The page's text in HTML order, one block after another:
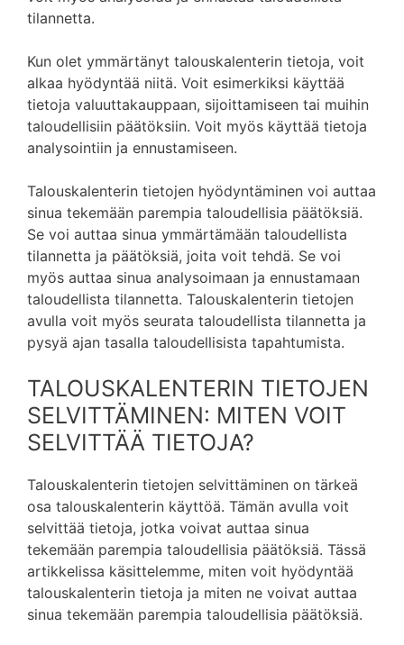
tilannetta.
Kun olet ymmärtänyt talouskalenterin tietoja, voit
alkaa hyödyntää niitä. Voit esimerkiksi käyttää
tietoja valuuttakauppaan, sijoittamiseen tai muihin
taloudellisiin päätöksiin. Voit myös käyttää tietoja
analysointiin ja ennustamiseen.
Talouskalenterin tietojen hyödyntäminen voi auttaa
sinua tekemään parempia taloudellisia päätöksiä.
Se voi auttaa sinua ymmärtämään taloudellista
tilannetta ja päätöksiä, joita voit tehdä. Se voi
myös auttaa sinua analysoimaan ja ennustamaan
taloudellista tilannetta. Talouskalenterin tietojen
avulla voit myös seurata taloudellista tilannetta ja
pysyä ajan tasalla taloudellisista tapahtumista.
TALOUSKALENTERIN TIETOJEN
SELVITTÄMINEN: MITEN VOIT
SELVITTÄÄ TIETOJA?
Talouskalenterin tietojen selvittäminen on tärkeä
osa talouskalenterin käyttöä. Tämän avulla voit
selvittää tietoja, jotka voivat auttaa sinua
tekemään parempia taloudellisia päätöksiä. Tässä
artikkelissa käsittelemme, miten voit hyödyntää
talouskalenterin tietoja ja miten ne voivat auttaa
sinua tekemään parempia taloudellisia päätöksiä.